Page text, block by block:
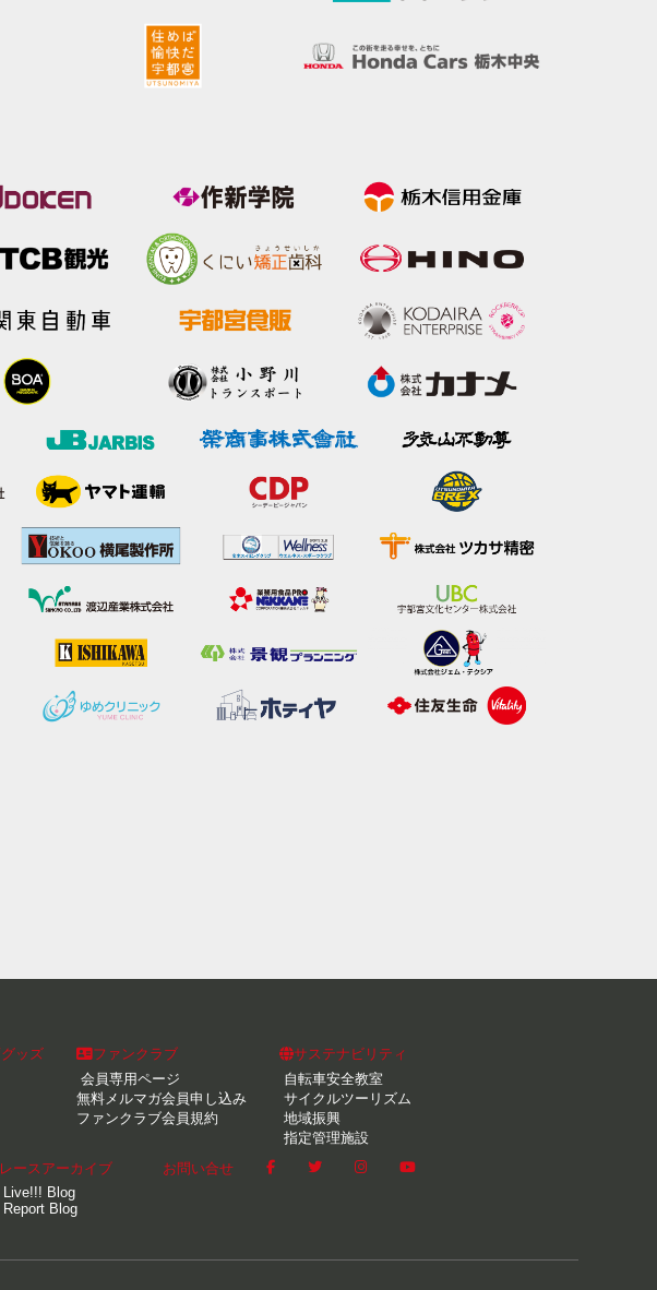
グッズ
ファンクラブ
会員専用ページ
無料メルマガ会員申し込み
ファンクラブ会員規約
サステナビリティ
自転車安全教室
サイクルツーリズム
地域振興
指定管理施設
レースアーカイブ
Live!!! Blog
Report Blog
お問い合せ